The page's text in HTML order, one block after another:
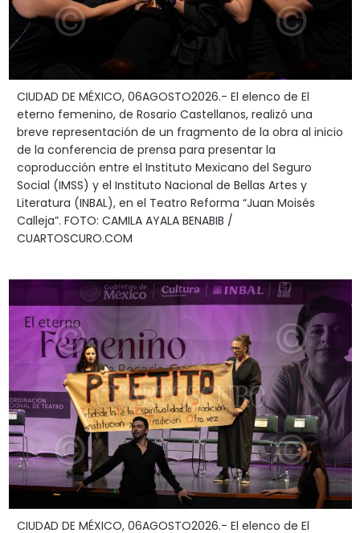
CIUDAD DE MÉXICO, 06AGOSTO2026.- El elenco de El
eterno femenino, de Rosario Castellanos, realizó una
breve representación de un fragmento de la obra al inicio
de la conferencia de prensa para presentar la
coproducción entre el Instituto Mexicano del Seguro
Social (IMSS) y el Instituto Nacional de Bellas Artes y
Literatura (INBAL), en el Teatro Reforma “Juan Moisés
Calleja”. FOTO: CAMILA AYALA BENABIB /
CUARTOSCURO.COM
CIUDAD DE MÉXICO, 06AGOSTO2026.- El elenco de El